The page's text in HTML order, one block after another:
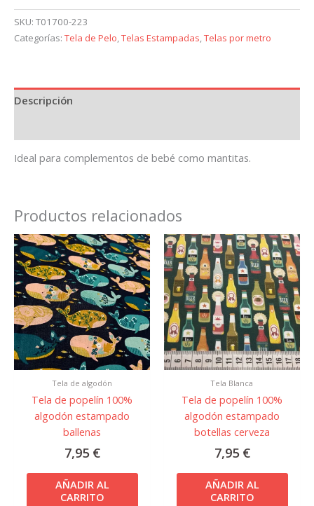
SKU: T01700-223
Categorías: Tela de Pelo,Telas Estampadas,Telas por metro
Descripción
Ideal para complementos de bebé como mantitas.
Productos relacionados
Tela de algodón
Tela de popelín 100%
algodón estampado
ballenas
7,95 €
AÑADIR AL
CARRITO
Tela Blanca
Tela de popelín 100%
algodón estampado
botellas cerveza
7,95 €
AÑADIR AL
CARRITO